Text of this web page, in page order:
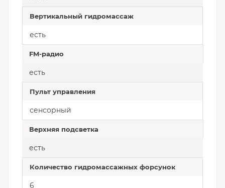
Вертикальный гидромассаж
есть
FM-радио
есть
Пульт управления
сенсорный
Верхняя подсветка
есть
Количество гидромассажных форсунок
6